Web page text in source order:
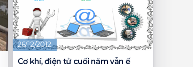
26/12/2012
Cơ khí, điện tử cuối năm vẫn ế